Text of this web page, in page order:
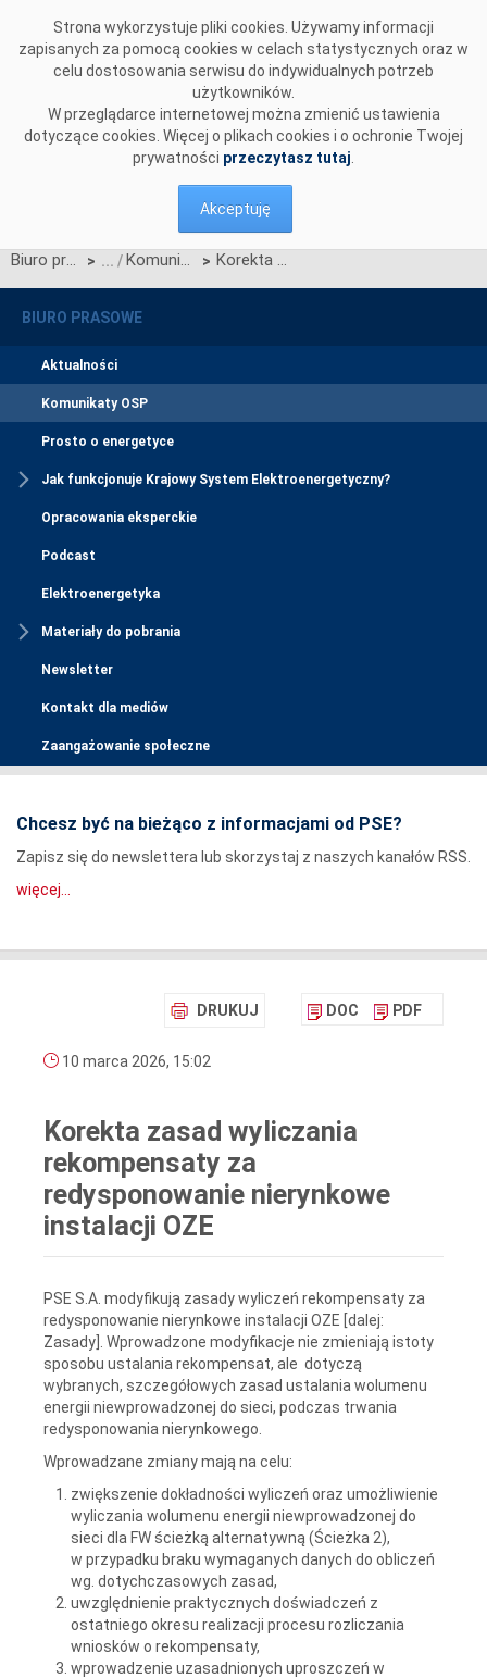
Strona wykorzystuje pliki cookies. Używamy informacji
zapisanych za pomocą cookies w celach statystycznych oraz w
celu dostosowania serwisu do indywidualnych potrzeb
użytkowników.
W przeglądarce internetowej można zmienić ustawienia
dotyczące cookies. Więcej o plikach cookies i o ochronie Twojej
prywatności przeczytasz tutaj
Akceptuję
Biuro prasowe > Komunikaty OSP > Korekta zasad wyliczania rekompensaty za redysponowanie nierynkowe instalacji OZE
BIURO PRASOWE
Aktualności
Komunikaty OSP
Prosto o energetyce
Jak funkcjonuje Krajowy System Elektroenergetyczny?
Opracowania eksperckie
Podcast
Elektroenergetyka
Materiały do pobrania
Newsletter
Kontakt dla mediów
Zaangażowanie społeczne
Chcesz być na bieżąco z informacjami od PSE?
Zapisz się do newslettera lub skorzystaj z naszych kanałów RSS.
więcej...
DRUKUJ DOC PDF
10 marca 2026, 15:02
Korekta zasad wyliczania
rekompensaty za
redysponowanie nierynkowe
instalacji OZE
PSE S.A. modyfikują zasady wyliczeń rekompensaty za
redysponowanie nierynkowe instalacji OZE [dalej:
Zasady]. Wprowadzone modyfikacje nie zmieniają istoty
sposobu ustalania rekompensat, ale dotyczą
wybranych, szczegółowych zasad ustalania wolumenu
energii niewprowadzonej do sieci, podczas trwania
redysponowania nierynkowego.
Wprowadzane zmiany mają na celu:
zwiększenie dokładności wyliczeń oraz umożliwienie
wyliczania wolumenu energii niewprowadzonej do
sieci dla FW ścieżką alternatywną (Ścieżka 2),
w przypadku braku wymaganych danych do obliczeń
wg. dotychczasowych zasad,
uwzględnienie praktycznych doświadczeń z
ostatniego okresu realizacji procesu rozliczania
wniosków o rekompensaty,
wprowadzenie uzasadnionych uproszczeń w